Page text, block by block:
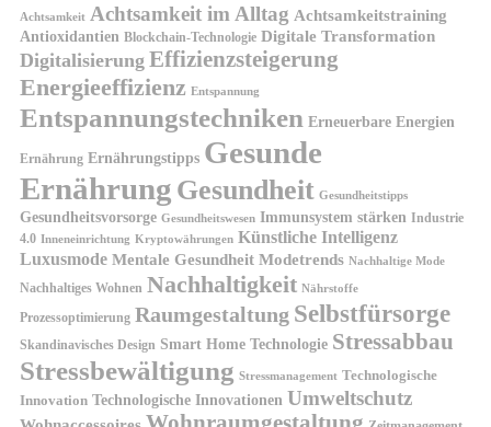
Achtsamkeit Achtsamkeit im Alltag Achtsamkeitstraining
Antioxidantien Blockchain-Technologie Digitale Transformation
Digitalisierung Effizienzsteigerung
Energieeffizienz Entspannung
Entspannungstechniken Erneuerbare Energien
Ernährung Ernährungstipps Gesunde
Ernährung Gesundheit Gesundheitstipps
Gesundheitsvorsorge Gesundheitswesen Immunsystem stärken Industrie
4.0 Inneneinrichtung Kryptowährungen Künstliche Intelligenz
Luxusmode Mentale Gesundheit Modetrends Nachhaltige Mode
Nachhaltiges Wohnen Nachhaltigkeit Nährstoffe
Prozessoptimierung Raumgestaltung Selbstfürsorge
Skandinavisches Design Smart Home Technologie Stressabbau
Stressbewältigung Stressmanagement Technologische
Innovation Technologische Innovationen Umweltschutz